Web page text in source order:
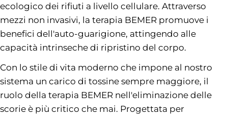
ecologico dei rifiuti a livello cellulare. Attraverso
mezzi non invasivi, la terapia BEMER promuove i
benefici dell'auto-guarigione, attingendo alle
capacità intrinseche di ripristino del corpo.
Con lo stile di vita moderno che impone al nostro
sistema un carico di tossine sempre maggiore, il
ruolo della terapia BEMER nell'eliminazione delle
scorie è più critico che mai. Progettata per